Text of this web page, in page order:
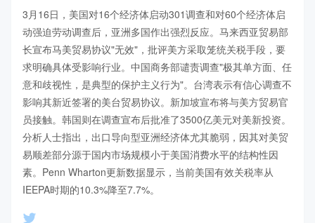
3月16日，美国对16个经济体启动301调查和对60个经济体启
动强迫劳动调查后，亚洲多国作出强烈反应。马来西亚贸易部
长宣布马美贸易协议"无效"，批评美方采取笼统关税手段，要
求明确具体受影响行业。中国商务部谴责调查"极其单方面、任
意和歧视性，是典型的保护主义行为"。台湾表示有信心调查不
影响其新近签署的美台贸易协议。新加坡宣布将与美方贸易官
员接触。韩国则在调查宣布后批准了3500亿美元对美新投资。
分析人士指出，出口导向型亚洲经济体尤其脆弱，因其对美贸
易顺差部分源于国内市场规模小于美国消费水平的结构性因
素。Penn Wharton更新数据显示，当前美国有效关税率从
IEEPA时期的10.3%降至7.7%。